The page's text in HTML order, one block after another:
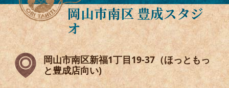
岡山市南区 豊成スタジ
オ
岡山市南区新福1丁目19-37（ほっともっ
と豊成店向い)